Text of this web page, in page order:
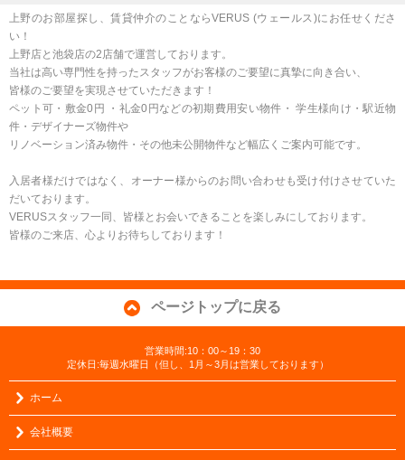
上野のお部屋探し、賃貸仲介のことならVERUS (ウェールス)にお任せくださ
い！
上野店と池袋店の2店舗で運営しております。
当社は高い専門性を持ったスタッフがお客様のご要望に真摯に向き合い、
皆様のご要望を実現させていただきます！
ペット可・敷金0円 ・礼金0円などの初期費用安い物件・ 学生様向け・駅近物
件・デザイナーズ物件や
リノベーション済み物件・その他未公開物件など幅広くご案内可能です。
入居者様だけではなく、オーナー様からのお問い合わせも受け付けさせていた
だいております。
VERUSスタッフ一同、皆様とお会いできることを楽しみにしております。
皆様のご来店、心よりお待ちしております！
ページトップに戻る
営業時間:10：00～19：30
定休日:毎週水曜日（但し、1月～3月は営業しております）
ホーム
会社概要